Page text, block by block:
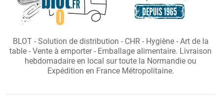
BLOT - Solution de distribution - CHR - Hygiène - Art de la
table - Vente à emporter - Emballage alimentaire. Livraison
hebdomadaire en local sur toute la Normandie ou
Expédition en France Métropolitaine.